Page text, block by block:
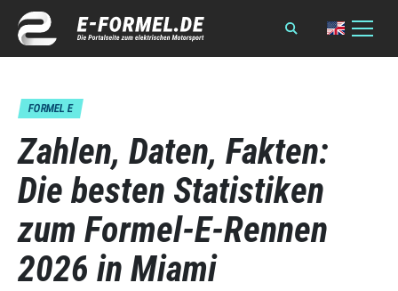
FORMEL E
Zahlen, Daten, Fakten:
Die besten Statistiken
zum Formel-E-Rennen
2026 in Miami